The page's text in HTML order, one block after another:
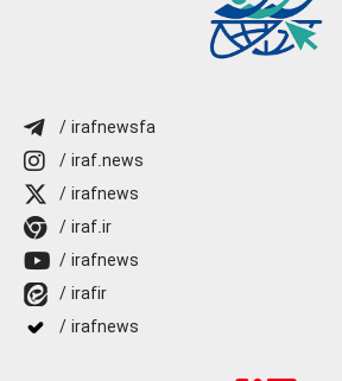
/ irafnewsfa
/ iraf.news
/ irafnews
/ iraf.ir
/ irafnews
/ irafir
/ irafnews